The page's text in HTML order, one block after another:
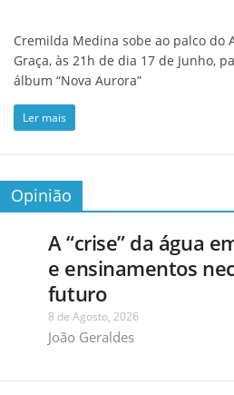
Cremilda Medina sobe ao palco do
Graça, às 21h de dia 17 de Junho,
álbum “Nova Aurora”
Ler mais
Opinião
A “crise” da água
e ensinamentos
futuro
8 de Agosto, 2026
João Geraldes